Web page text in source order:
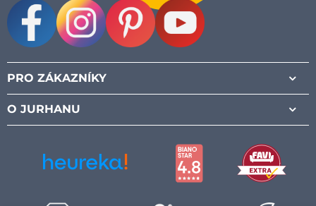
PRO ZÁKAZNÍKY
O JURHANU